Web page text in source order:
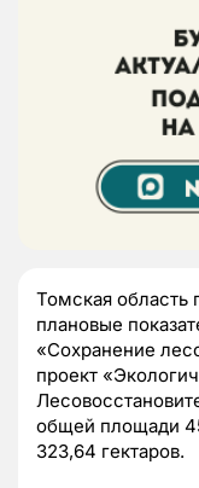
Томская область
плановые
«Сохранение
проект
общей площади
323,64 гектаров.